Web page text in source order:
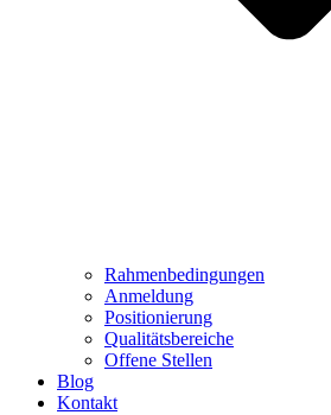
Rahmenbedingungen
Anmeldung
Positionierung
Qualitätsbereiche
Offene Stellen
Blog
Kontakt